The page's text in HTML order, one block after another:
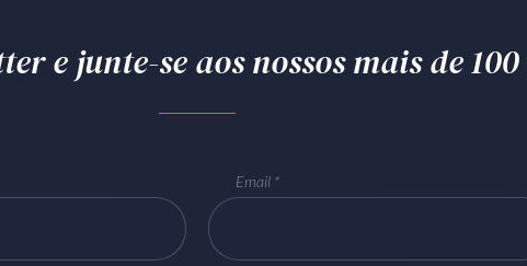
e junte-se aos nossos mais de
Email